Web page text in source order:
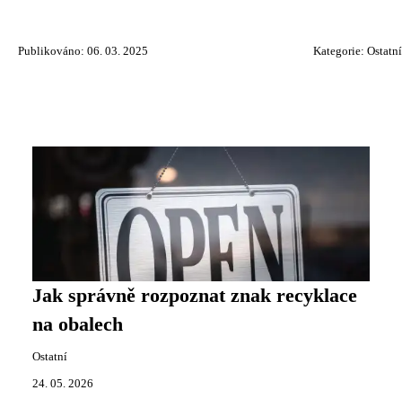
Publikováno: 06. 03. 2025 Kategorie: Ostatní
Jak správně rozpoznat znak recyklace
na obalech
Ostatní
24. 05. 2026